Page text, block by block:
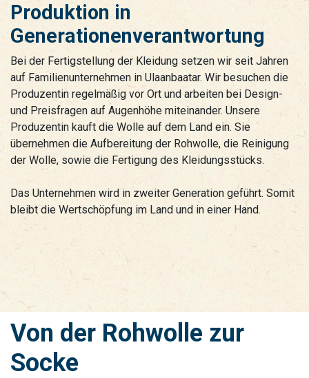
Produktion in
Generationenverantwortung
Bei der Fertigstellung der Kleidung setzen wir seit Jahren
auf Familienunternehmen in Ulaanbaatar. Wir besuchen die
Produzentin regelmäßig vor Ort und arbeiten bei Design-
und Preisfragen auf Augenhöhe miteinander. Unsere
Produzentin kauft die Wolle auf dem Land ein. Sie
übernehmen die Aufbereitung der Rohwolle, die Reinigung
der Wolle, sowie die Fertigung des Kleidungsstücks.
Das Unternehmen wird in zweiter Generation geführt. Somit
bleibt die Wertschöpfung im Land und in einer Hand.
Von der Rohwolle zur
Socke